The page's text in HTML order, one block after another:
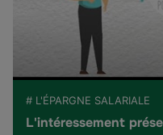
# L'ÉPARGNE SALARIALE
L'intéressement